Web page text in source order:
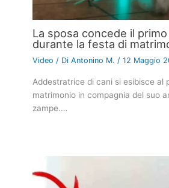
La sposa concede il
durante la festa di
Video / DiAntonino M./12 Maggio
Addestratrice di cani si esibisce al
matrimonio in compagnia del suo
zampe.…